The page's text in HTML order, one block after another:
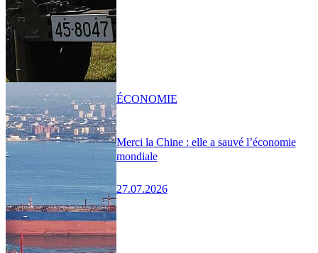
Merci la Chine : elle a sauvé l’économie
mondiale
27.07.2026
ÉCONOMIE